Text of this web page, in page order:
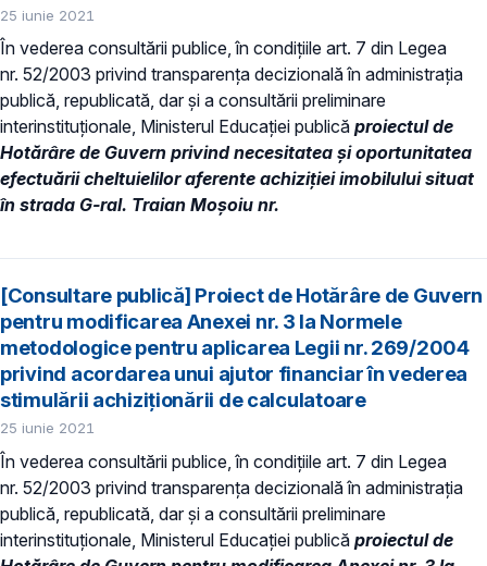
25 iunie 2021
În vederea consultării publice, în condiţiile art. 7 din Legea
nr. 52/2003 privind transparenţa decizională în administraţia
publică, republicată, dar și a consultării preliminare
interinstituționale, Ministerul Educaţiei publică proiectul de
Hotărâre de Guvern privind necesitatea și oportunitatea
efectuării cheltuielilor aferente achiziției imobilului situat
în strada G-ral. Traian Moșoiu nr.
[Consultare publică] Proiect de Hotărâre de Guvern
pentru modificarea Anexei nr. 3 la Normele
metodologice pentru aplicarea Legii nr. 269/2004
privind acordarea unui ajutor financiar în vederea
stimulării achiziţionării de calculatoare
25 iunie 2021
În vederea consultării publice, în condiţiile art. 7 din Legea
nr. 52/2003 privind transparenţa decizională în administraţia
publică, republicată, dar și a consultării preliminare
interinstituționale, Ministerul Educaţiei publică proiectul de